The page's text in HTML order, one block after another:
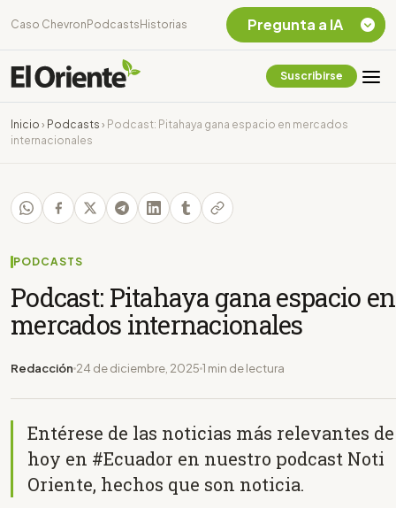
Caso Chevron Podcasts Historias
Suscribirse
Inicio › Podcasts › Podcast: Pitahaya gana espacio en mercados
internacionales
PODCASTS
Podcast: Pitahaya gana espacio en
mercados internacionales
Redacción 24 de diciembre, 2025 1 min de lectura
Entérese de las noticias más relevantes de
hoy en #Ecuador en nuestro podcast Noti
Oriente, hechos que son noticia.
Pregunta a IA
Chevron Ecuador